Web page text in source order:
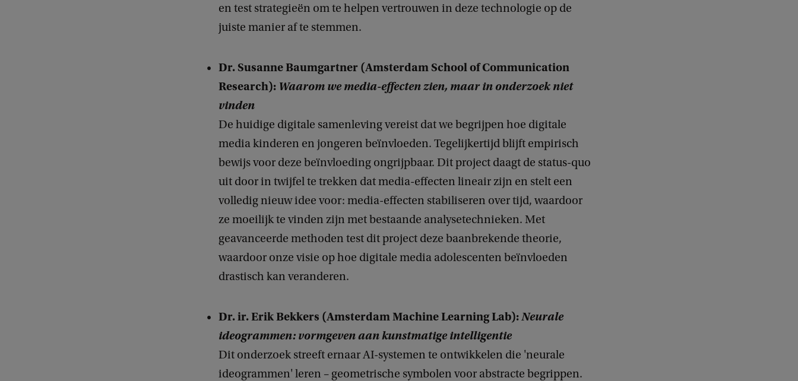
en test strategieën om te helpen vertrouwen in deze technologie op de
juiste manier af te stemmen.
Dr. Susanne Baumgartner (Amsterdam School of Communication
Research): Waarom we media-effecten zien, maar in onderzoek niet
vinden
De huidige digitale samenleving vereist dat we begrijpen hoe digitale
media kinderen en jongeren beïnvloeden. Tegelijkertijd blijft empirisch
bewijs voor deze beïnvloeding ongrijpbaar. Dit project daagt de status-quo
uit door in twijfel te trekken dat media-effecten lineair zijn en stelt een
volledig nieuw idee voor: media-effecten stabiliseren over tijd, waardoor
ze moeilijk te vinden zijn met bestaande analysetechnieken. Met
geavanceerde methoden test dit project deze baanbrekende theorie,
waardoor onze visie op hoe digitale media adolescenten beïnvloeden
drastisch kan veranderen.
Dr. ir. Erik Bekkers (Amsterdam Machine Learning Lab):Neurale
ideogrammen: vormgeven aan kunstmatige intelligentie
Dit onderzoek streeft ernaar AI-systemen te ontwikkelen die 'neurale
ideogrammen' leren – geometrische symbolen voor abstracte begrippen.